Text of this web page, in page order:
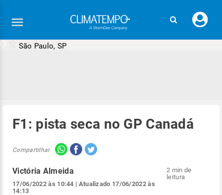
seu
São Paulo, SP
F1: pista seca no GP Canadá
Compartilhar
Victória Almeida
17/06/2022 às 10:44 | Atualizado 17/06/2022 às
14:13
2 min de
leitura